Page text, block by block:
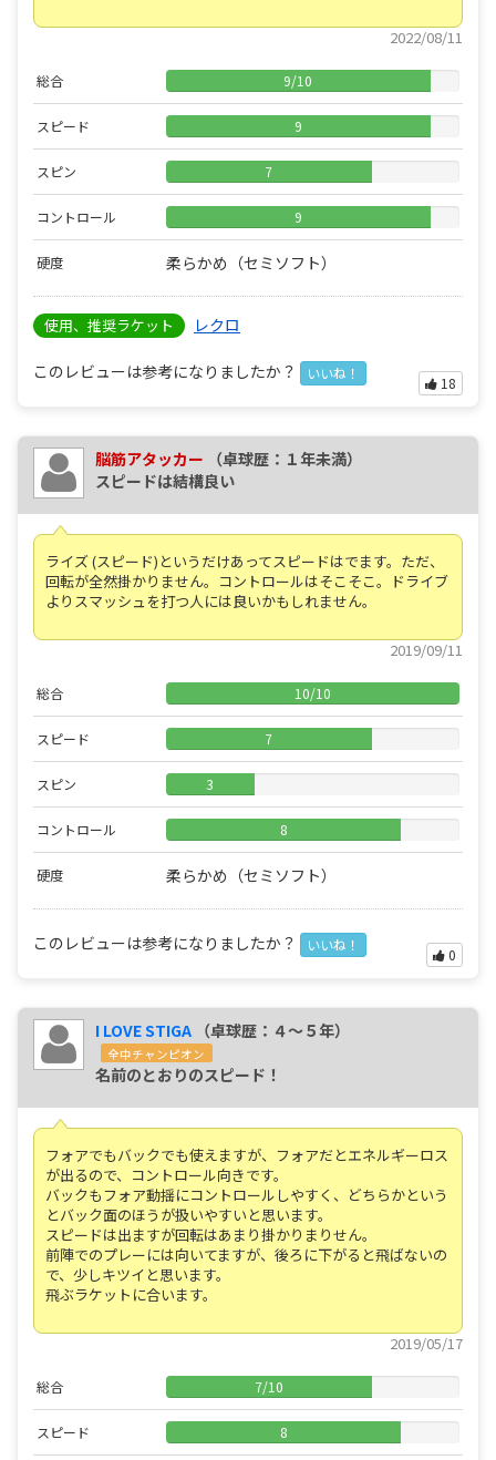
2022/08/11
総合 9/10
スピード 9
スピン 7
コントロール 9
硬度 柔らかめ（セミソフト）
使用、推奨ラケット レクロ
このレビューは参考になりましたか？ いいね！
18
脳筋アタッカー
（卓球歴：１年未満）
スピードは結構良い
ライズ (スピード)というだけあってスピードはでます。ただ、
回転が全然掛かりません。コントロールはそこそこ。ドライブ
よりスマッシュを打つ人には良いかもしれません。
2019/09/11
総合 10/10
スピード 7
スピン 3
コントロール 8
硬度 柔らかめ（セミソフト）
このレビューは参考になりましたか？ いいね！
0
I LOVE STIGA （卓球歴：４～５年）
全中チャンピオン
名前のとおりのスピード！
フォアでもバックでも使えますが、フォアだとエネルギーロス
が出るので、コントロール向きです。
バックもフォア動揺にコントロールしやすく、どちらかという
とバック面のほうが扱いやすいと思います。
スピードは出ますが回転はあまり掛かりまりせん。
前陣でのプレーには向いてますが、後ろに下がると飛ばないの
で、少しキツイと思います。
飛ぶラケットに合います。
2019/05/17
総合 7/10
スピード 8